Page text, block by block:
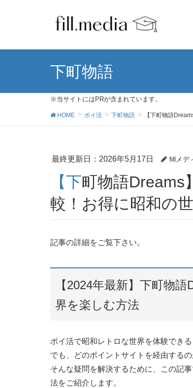
下町物語
※当サイトにはPRが含まれています。
HOME ポイ活 下町物語 【下町物語
最終更新日：2026年5月17日 fillメデ
【下町物語Dreams】ポイ活ポイントサイト徹底比
較！お得に昭和の
記事の詳細をご覧下さい。
【2024年最新】下町物
界を楽しむ方法
ポイ活で昭和レトロな世界を体験できる
でも、どのポイントサイトを経由する
そんな疑問を解決するために、この記
法をご紹介します。